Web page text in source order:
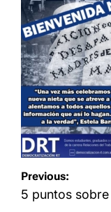
Navegación
de
Previous:
5 puntos